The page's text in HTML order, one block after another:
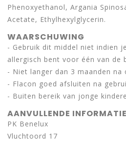
Phenoxyethanol, Argania
Acetate, Ethylhexylglycerin.
WAARSCHUWING
- Gebruik dit middel niet indien
allergisch bent voor één van de
- Niet langer dan 3 maanden na
- Flacon goed afsluiten na
- Buiten bereik van jonge
AANVULLENDE INFORMATIE
PK Benelux
Vluchtoord 17